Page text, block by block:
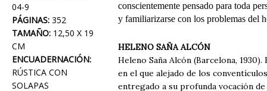
04-9
PÁGINAS: 352
TAMAÑO: 12,50 X 19
CM
ENCUADERNACIÓN:
RÚSTICA CON
SOLAPAS
conscientemente pensado para toda
y familiarizarse con los problemas del
HELENO SAÑA ALCÓN
Heleno Saña Alcón (Barcelona,
en el que alejado de los
entregado a su profunda vocación